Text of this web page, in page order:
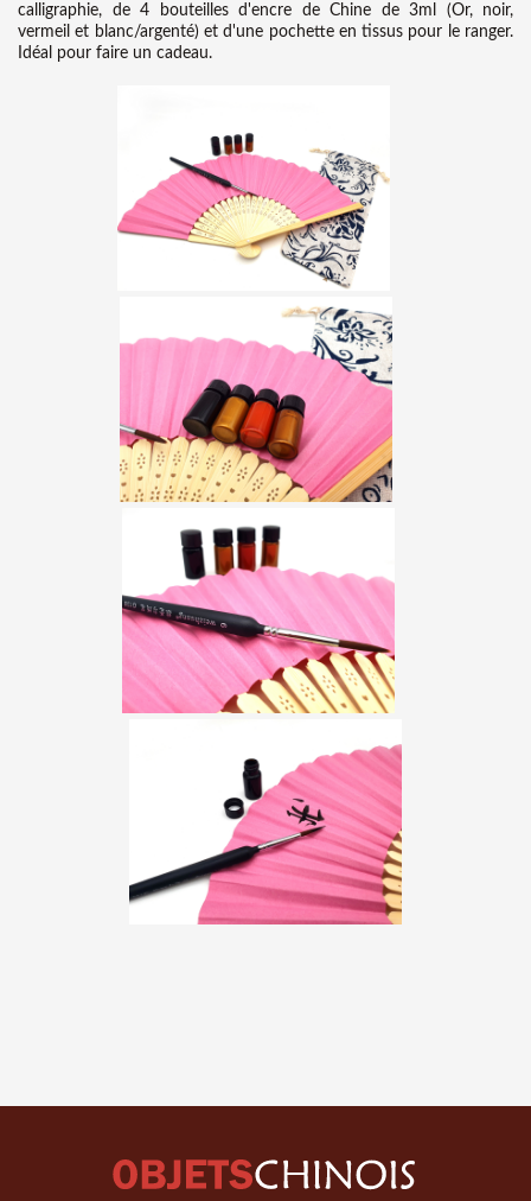
calligraphie, de 4 bouteilles d'encre de Chine de 3ml (Or, noir,
vermeil et blanc/argenté) et d'une pochette en tissus pour le ranger.
Idéal pour faire un cadeau.